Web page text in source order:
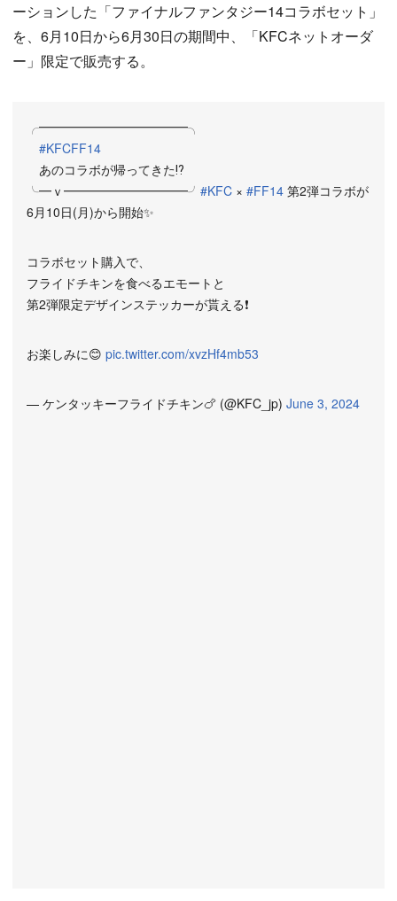
ーションした「ファイナルファンタジー14コラボセット」
を、6月10日から6月30日の期間中、「KFCネットオーダ
ー」限定で販売する。
╭━━━━━━━━━━━━╮
#KFCFF14
あのコラボが帰ってきた⁉️
╰━ｖ━━━━━━━━━━╯ #KFC × #FF14 第2弾コラボが
6月10日(月)から開始✨
コラボセット購入で、
フライドチキンを食べるエモートと
第2弾限定デザインステッカーが貰える❗️
お楽しみに😊 pic.twitter.com/xvzHf4mb53
— ケンタッキーフライドチキン🍗 (@KFC_jp) June 3, 2024